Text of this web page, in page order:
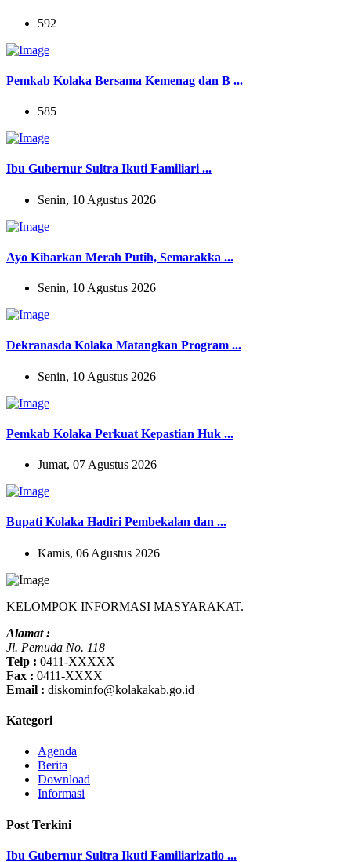
592
Pemkab Kolaka Bersama Kemenag dan B ...
585
Ibu Gubernur Sultra Ikuti Familiari ...
Senin, 10 Agustus 2026
Ayo Kibarkan Merah Putih, Semarakka ...
Senin, 10 Agustus 2026
Dekranasda Kolaka Matangkan Program ...
Senin, 10 Agustus 2026
Pemkab Kolaka Perkuat Kepastian Huk ...
Jumat, 07 Agustus 2026
Bupati Kolaka Hadiri Pembekalan dan ...
Kamis, 06 Agustus 2026
KELOMPOK INFORMASI MASYARAKAT.
Alamat :
Jl. Pemuda No. 118
Telp : 0411-XXXXX
Fax : 0411-XXXX
Email : diskominfo@kolakakab.go.id
Kategori
Agenda
Berita
Download
Informasi
Post Terkini
Ibu Gubernur Sultra Ikuti Familiarizatio ...